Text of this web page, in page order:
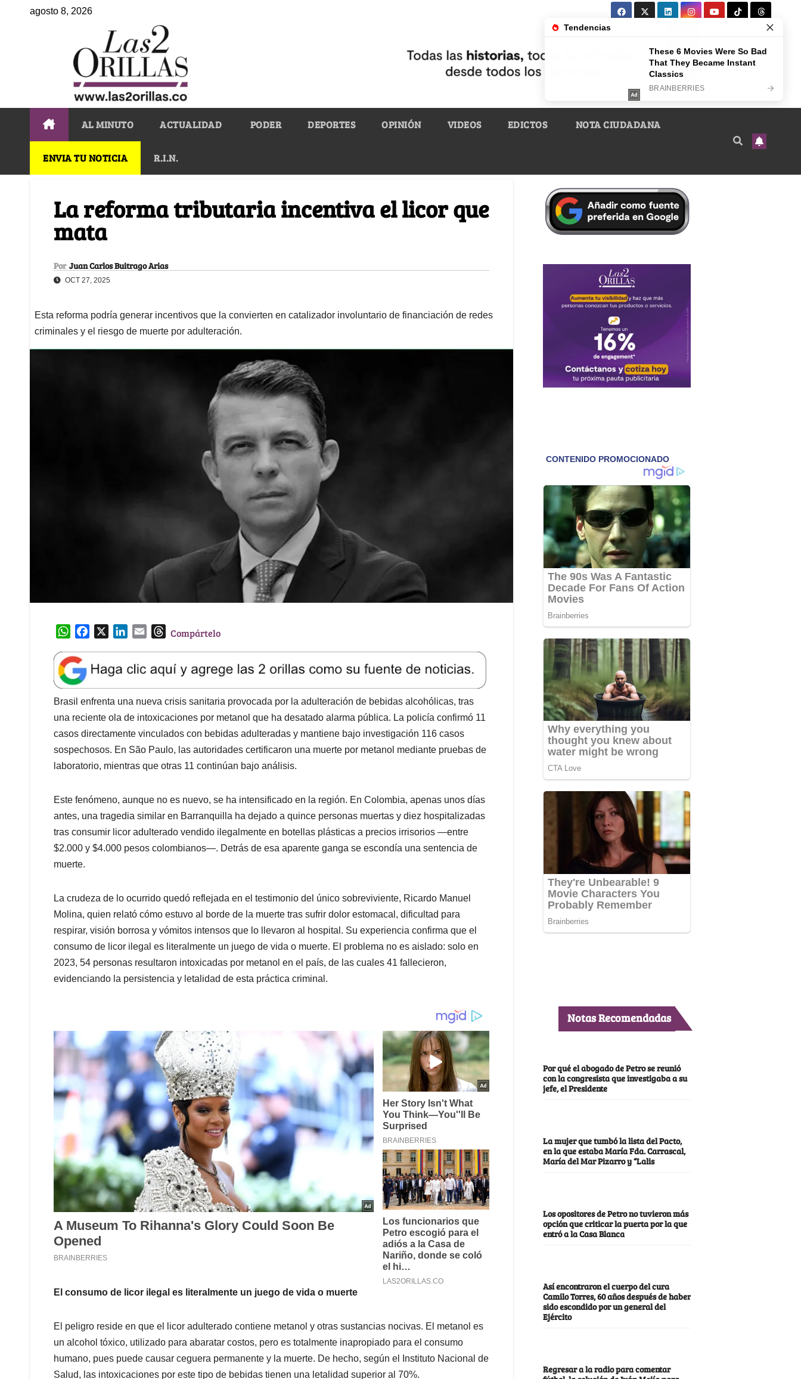
agosto 8, 2026
AL MINUTO ACTUALIDAD PODER DEPORTES OPINIÓN VIDEOS EDICTOS NOTA CIUDADANA
ENVIA TU NOTICIA R.I.N.
La reforma tributaria incentiva el licor que
mata
Por Juan Carlos Buitrago Arias
OCT 27, 2025
Esta reforma podría generar incentivos que la convierten en catalizador involuntario de financiación de redes
criminales y el riesgo de muerte por adulteración.
W
a
t
s
A
p
p
e
b
o
o
k
k
e
d
I
n
l
T
e
a
d
s
Compártelo
Brasil enfrenta una nueva crisis sanitaria provocada por la adulteración de bebidas alcohólicas, tras
una reciente ola de intoxicaciones por metanol que ha desatado alarma pública. La policía confirmó 11
casos directamente vinculados con bebidas adulteradas y mantiene bajo investigación 116 casos
sospechosos. En São Paulo, las autoridades certificaron una muerte por metanol mediante pruebas de
laboratorio, mientras que otras 11 continúan bajo análisis.
Este fenómeno, aunque no es nuevo, se ha intensificado en la región. En Colombia, apenas unos días
antes, una tragedia similar en Barranquilla ha dejado a quince personas muertas y diez hospitalizadas
tras consumir licor adulterado vendido ilegalmente en botellas plásticas a precios irrisorios —entre
$2.000 y $4.000 pesos colombianos—. Detrás de esa aparente ganga se escondía una sentencia de
muerte.
La crudeza de lo ocurrido quedó reflejada en el testimonio del único sobreviviente, Ricardo Manuel
Molina, quien relató cómo estuvo al borde de la muerte tras sufrir dolor estomacal, dificultad para
respirar, visión borrosa y vómitos intensos que lo llevaron al hospital. Su experiencia confirma que el
consumo de licor ilegal es literalmente un juego de vida o muerte. El problema no es aislado: solo en
2023, 54 personas resultaron intoxicadas por metanol en el país, de las cuales 41 fallecieron,
evidenciando la persistencia y letalidad de esta práctica criminal.
El consumo de licor ilegal es literalmente un juego de vida o muerte
El peligro reside en que el licor adulterado contiene metanol y otras sustancias nocivas. El metanol es
un alcohol tóxico, utilizado para abaratar costos, pero es totalmente inapropiado para el consumo
humano, pues puede causar ceguera permanente y la muerte. De hecho, según el Instituto Nacional de
Salud, las intoxicaciones por este tipo de bebidas tienen una letalidad superior al 70%.
Notas Recomendadas
Por qué el abogado de Petro se reunió
con la congresista que investigaba a su
jefe, el Presidente
La mujer que tumbó la lista del Pacto,
en la que estaba María Fda. Carrascal,
María del Mar Pizarro y “Lalis
Los opositores de Petro no tuvieron más
opción que criticar la puerta por la que
entró a la Casa Blanca
Así encontraron el cuerpo del cura
Camilo Torres, 60 años después de haber
sido escondido por un general del
Ejército
Regresar a la radio para comentar